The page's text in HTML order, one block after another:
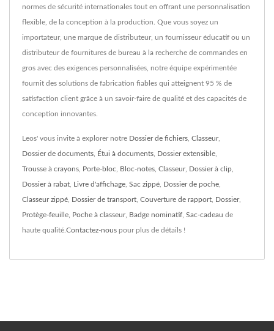
normes de sécurité internationales tout en offrant une personnalisation
flexible, de la conception à la production. Que vous soyez un
importateur, une marque de distributeur, un fournisseur éducatif ou un
distributeur de fournitures de bureau à la recherche de commandes en
gros avec des exigences personnalisées, notre équipe expérimentée
fournit des solutions de fabrication fiables qui atteignent 95 % de
satisfaction client grâce à un savoir-faire de qualité et des capacités de
conception innovantes.
Leos' vous invite à explorer notre Dossier de fichiers Classeur,
Dossier de documents Étui à documents Dossier extensible
Trousse à crayons Porte-bloc Bloc-notes Classeur, Dossier à clip
Dossier à rabat Livre d'affichage Sac zippé Dossier de poche
Classeur zippé Dossier de transport Couverture de rapport Dossier,
Protège-feuille Poche à classeur, Badge nominatif Sac-cadeau de
haute qualité. Contactez-nous pour plus de détails !